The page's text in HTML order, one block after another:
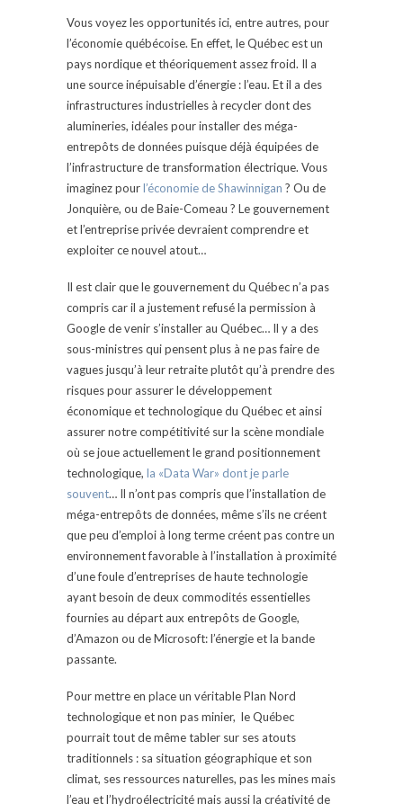
Vous voyez les opportunités ici, entre autres, pour
l’économie québécoise. En effet, le Québec est un
pays nordique et théoriquement assez froid. Il a
une source inépuisable d’énergie : l’eau. Et il a des
infrastructures industrielles à recycler dont des
alumineries, idéales pour installer des méga-
entrepôts de données puisque déjà équipées de
l’infrastructure de transformation électrique. Vous
imaginez pourl’économie de Shawinnigan ? Ou de
Jonquière, ou de Baie-Comeau ? Le gouvernement
et l’entreprise privée devraient comprendre et
exploiter ce nouvel atout…
Il est clair que le gouvernement du Québec n’a pas
compris car il a justement refusé la permission à
Google de venir s’installer au Québec… Il y a des
sous-ministres qui pensent plus à ne pas faire de
vagues jusqu’à leur retraite plutôt qu’à prendre des
risques pour assurer le développement
économique et technologique du Québec et ainsi
assurer notre compétitivité sur la scène mondiale
où se joue actuellement le grand positionnement
technologique, la «Data War» dont je parle
souvent… Il n’ont pas compris que l’installation de
méga-entrepôts de données, même s’ils ne créent
que peu d’emploi à long terme créent pas contre un
environnement favorable à l’installation à proximité
d’une foule d’entreprises de haute technologie
ayant besoin de deux commodités essentielles
fournies au départ aux entrepôts de Google,
d’Amazon ou de Microsoft: l’énergie et la bande
passante.
Pour mettre en place un véritable Plan Nord
technologique et non pas minier, le Québec
pourrait tout de même tabler sur ses atouts
traditionnels : sa situation géographique et son
climat, ses ressources naturelles, pas les mines mais
l’eau et l’hydroélectricité mais aussi la créativité de